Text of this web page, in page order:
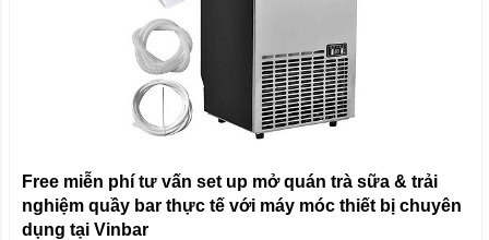
Free miễn phí tư vấn set up mở quán trà sữa & trải
nghiệm quầy bar thực tế với máy móc thiết bị chuyên
dụng tại Vinbar